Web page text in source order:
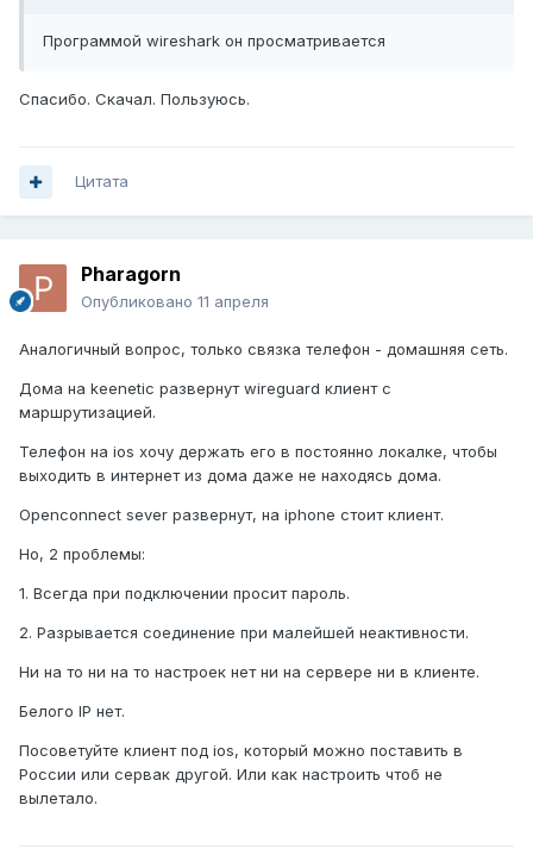
Программой wireshark он просматривается
Спасибо. Скачал. Пользуюсь.
Цитата
Pharagorn
Опубликовано 11 апреля
Аналогичный вопрос, только связка телефон - домашняя сеть.
Дома на keenetic развернут wireguard клиент с
маршрутизацией.
Телефон на ios хочу держать его в постоянно локалке, чтобы
выходить в интернет из дома даже не находясь дома.
Openconnect sever развернут, на iphone стоит клиент.
Но, 2 проблемы:
1. Всегда при подключении просит пароль.
2. Разрывается соединение при малейшей неактивности.
Ни на то ни на то настроек нет ни на сервере ни в клиенте.
Белого IP нет.
Посоветуйте клиент под ios, который можно поставить в
России или сервак другой. Или как настроить чтоб не
вылетало.